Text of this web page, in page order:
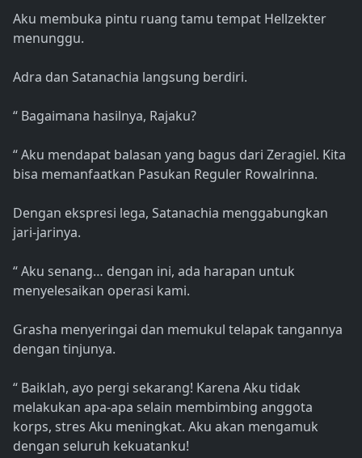
Aku membuka pintu ruang tamu tempat Hellzekter
menunggu.
Adra dan Satanachia langsung berdiri.
“ Bagaimana hasilnya, Rajaku?
“ Aku mendapat balasan yang bagus dari Zeragiel. Kita
bisa memanfaatkan Pasukan Reguler Rowalrinna.
Dengan ekspresi lega, Satanachia menggabungkan
jari-jarinya.
“ Aku senang… dengan ini, ada harapan untuk
menyelesaikan operasi kami.
Grasha menyeringai dan memukul telapak tangannya
dengan tinjunya.
“ Baiklah, ayo pergi sekarang! Karena Aku tidak
melakukan apa-apa selain membimbing anggota
korps, stres Aku meningkat. Aku akan mengamuk
dengan seluruh kekuatanku!